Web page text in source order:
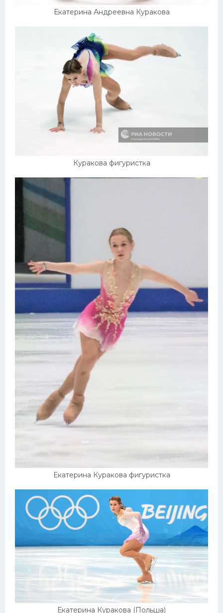
Екатерина Андреевна Куракова
Куракова фигуристка
Екатерина Куракова фигуристка
Екатерина Куракова (Польша)